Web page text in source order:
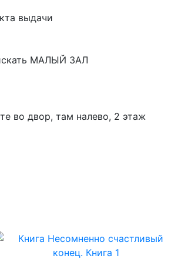
выдачи
МАЛЫЙ ЗАЛ
во двор, там налево, 2 этаж